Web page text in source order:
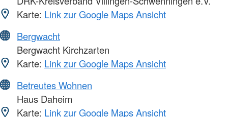
Karte: Link zur Google Maps Ansicht
Bergwacht
Bergwacht Kirchzarten
Karte: Link zur Google Maps Ansicht
Betreutes Wohnen
Haus Daheim
Karte: Link zur Google Maps Ansicht